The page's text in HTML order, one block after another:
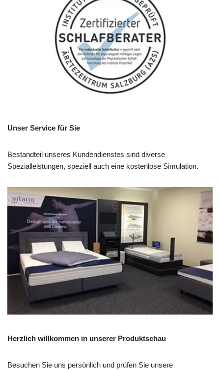
Unser Service für Sie
Bestandteil unseres Kundendienstes sind diverse
Spezialleistungen, speziell auch eine kostenlose Simulation.
Herzlich willkommen in unserer Produktschau
Besuchen Sie uns persönlich und prüfen Sie unsere